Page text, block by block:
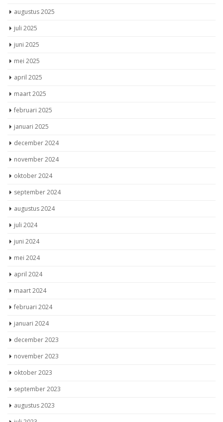
augustus 2025
juli 2025
juni 2025
mei 2025
april 2025
maart 2025
februari 2025
januari 2025
december 2024
november 2024
oktober 2024
september 2024
augustus 2024
juli 2024
juni 2024
mei 2024
april 2024
maart 2024
februari 2024
januari 2024
december 2023
november 2023
oktober 2023
september 2023
augustus 2023